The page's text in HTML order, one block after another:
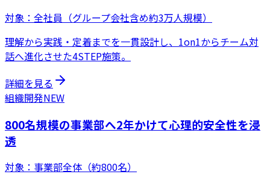
対象： 全社員（グループ会社含め約3万人規模）
理解から実践・定着までを一貫設計し、1on1からチーム対
話へ進化させた4STEP施策。
詳細を見る
組織開発NEW
800名規模の事業部へ2年かけて心理的安全性を浸
透
対象： 事業部全体（約800名）